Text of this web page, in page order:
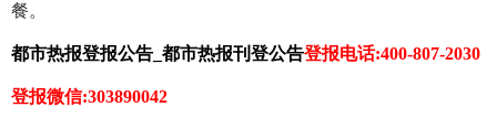
餐。
都市热报登报公告_都市热报刊登公告登报电话:400-807-2030
登报微信:303890042